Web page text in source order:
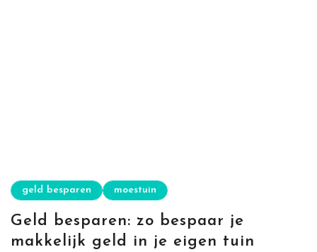
geld besparen moestuin
Geld besparen: zo bespaar je
makkelijk geld in je eigen tuin